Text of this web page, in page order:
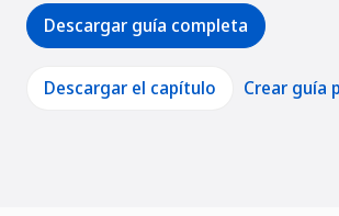
Descargar guía completa
Descargar el capítulo Crear guía